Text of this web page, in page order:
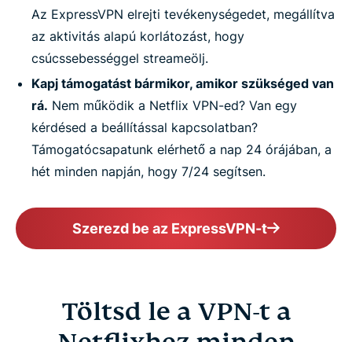
Az ExpressVPN elrejti tevékenységedet, megállítva
az aktivitás alapú korlátozást, hogy
csúcssebességgel streameölj.
Kapj támogatást bármikor, amikor szükséged van
rá. Nem működik a Netflix VPN-ed? Van egy
kérdésed a beállítással kapcsolatban?
Támogatócsapatunk elérhető a nap 24 órájában, a
hét minden napján, hogy 7/24 segítsen.
Szerezd be az ExpressVPN-t
Töltsd le a VPN-t a